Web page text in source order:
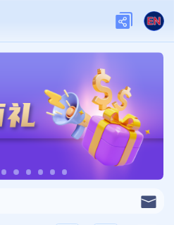
首页 404